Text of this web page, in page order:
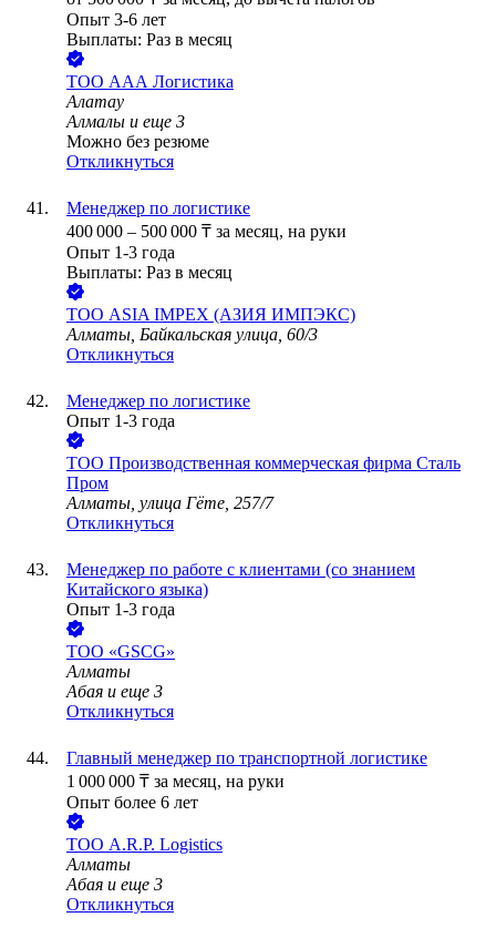
Опыт 3-6 лет
Выплаты: Раз в месяц
ТОО ААА Логистика
Алатау
Алмалы и еще 3
Можно без резюме
Откликнуться
Менеджер по логистике
400 000 – 500 000 ₸ за месяц, на руки
Опыт 1-3 года
Выплаты: Раз в месяц
ТОО ASIA IMPEX (АЗИЯ ИМПЭКС)
Алматы, Байкальская улица, 60/3
Откликнуться
Менеджер по логистике
Опыт 1-3 года
ТОО Производственная коммерческая фирма Сталь
Пром
Алматы, улица Гёте, 257/7
Откликнуться
Менеджер по работе с клиентами (со знанием
Китайского языка)
Опыт 1-3 года
ТОО «GSCG»
Алматы
Абая и еще 3
Откликнуться
Главный менеджер по транспортной логистике
1 000 000 ₸ за месяц, на руки
Опыт более 6 лет
ТОО A.R.P. Logistics
Алматы
Абая и еще 3
Откликнуться